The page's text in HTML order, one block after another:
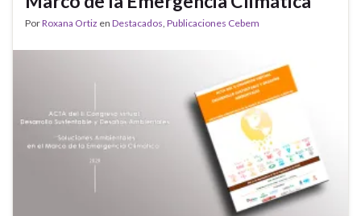
PorRoxana Ortiz en Destacados, Publicaciones Cebem